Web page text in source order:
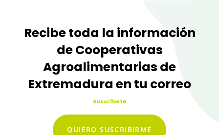
Recibe toda la información
de Cooperativas
Agroalimentarias de
Extremadura en tu correo
Suscríbete
QUIERO SUSCRIBIRME